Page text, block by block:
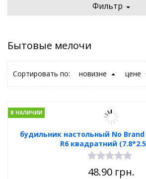
Фильтр
Бытовые мелочи
Сортировать по: новизне цене
будильник настольный No
R6 квадратний
В НАЛИЧИИ
48.90 грн.